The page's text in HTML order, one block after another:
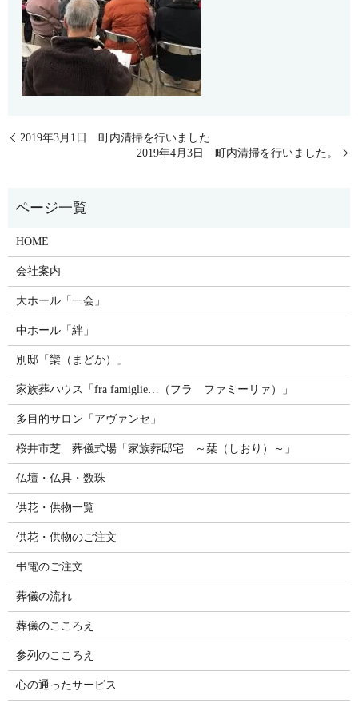
2019年3月1日 町内清掃を行いました
2019年4月3日 町内清掃を行いました。
HOME
会社案内
大ホール「一会」
中ホール「絆」
別邸「欒（まどか）」
家族葬ハウス「fra famiglie…（フラ ファミーリァ）」
多目的サロン「アヴァンセ」
桜井市芝 葬儀式場「家族葬邸宅 ～栞（しおり）～」
仏壇・仏具・数珠
供花・供物一覧
供花・供物のご注文
弔電のご注文
葬儀の流れ
葬儀のこころえ
参列のこころえ
心の通ったサービス